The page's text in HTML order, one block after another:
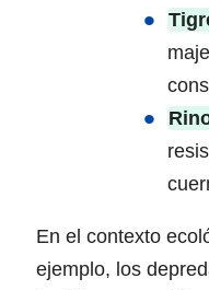
En el contexto
ejemplo, los